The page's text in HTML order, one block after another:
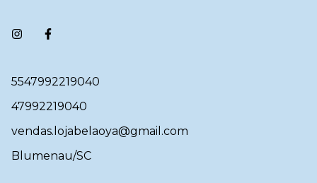
5547992219040
47992219040
vendas.lojabelaoya@gmail.com
Blumenau/SC